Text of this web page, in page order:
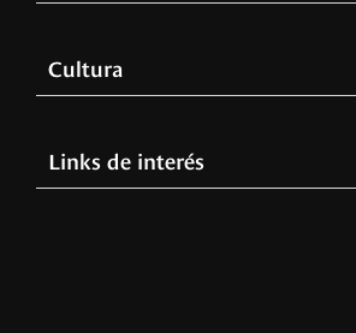
Cultura
Links de interés